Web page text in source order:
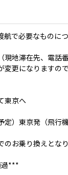
で必要なものに
現地滞在先、電話
更になりますの
東京へ
定）東京発（飛行
お乗り換えとな
過***